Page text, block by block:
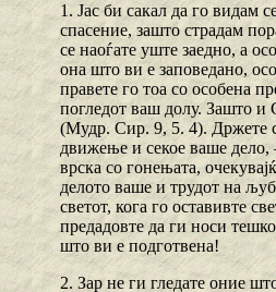
1. Јас би сакал да го видам
спасение, зашто страдам
се наоѓате уште заедно, а
она што ви е заповедано,
правете го тоа со особена
погледот ваш долу. Зашто и
(Мудр. Сир. 9, 5. 4). Држете
движење и секое ваше дело,
врска со гонењата,
делото ваше и трудот на
светот, кога го оставивте
предадовте да ги носи
што ви е подготвена!
2. Зар не ги гледате оние